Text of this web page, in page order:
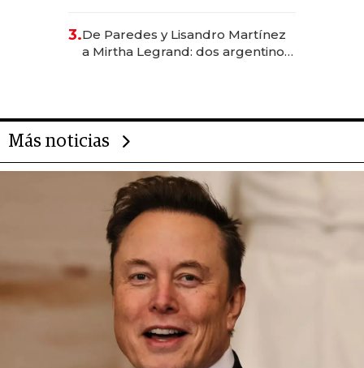
las marcas "fast premium"
3.De Paredes y Lisandro Martínez
a Mirtha Legrand: dos argentinos
Más noticias